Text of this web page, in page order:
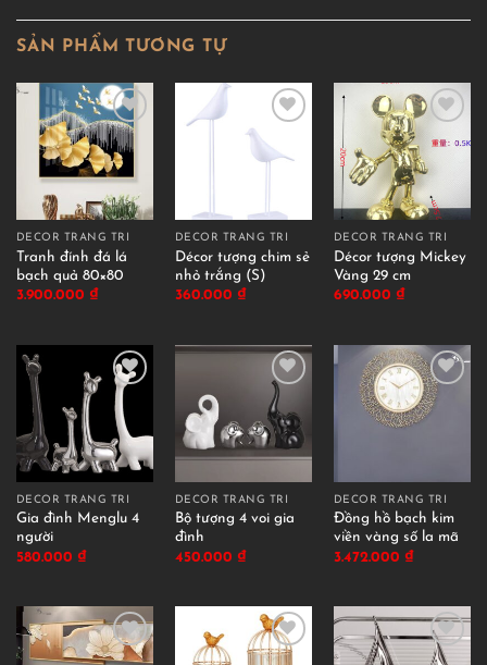
SẢN PHẨM TƯƠNG TỰ
DECOR TRANG TRÍ
Tranh đính đá lá
bạch quả 80×80
3.900.000 ₫
DECOR TRANG TRÍ
Décor tượng chim sẻ
nhỏ trắng (S)
360.000 ₫
DECOR TRANG TRÍ
Décor tượng Mickey
Vàng 29 cm
690.000 ₫
DECOR TRANG TRÍ
Gia đình Menglu 4
người
580.000 ₫
DECOR TRANG TRÍ
Bộ tượng 4 voi gia
đình
450.000 ₫
DECOR TRANG TRÍ
Đồng hồ bạch kim
viền vàng số la mã
3.472.000 ₫